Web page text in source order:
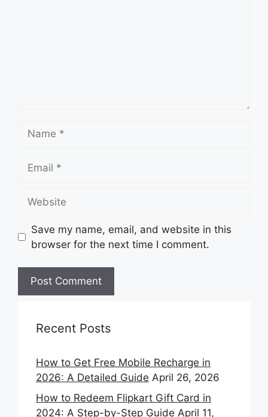
Save my name, email, and website in this
browser for the next time I comment.
Recent Posts
How to Get Free Mobile Recharge in
2026: A Detailed Guide April 26, 2026
How to Redeem Flipkart Gift Card in
2024: A Step-by-Step Guide April 11,